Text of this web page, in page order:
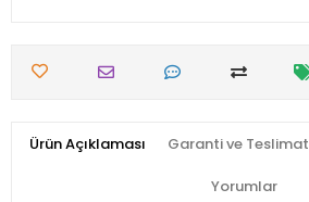
Ürün Açıklaması Garanti ve Teslimat
Yorumlar